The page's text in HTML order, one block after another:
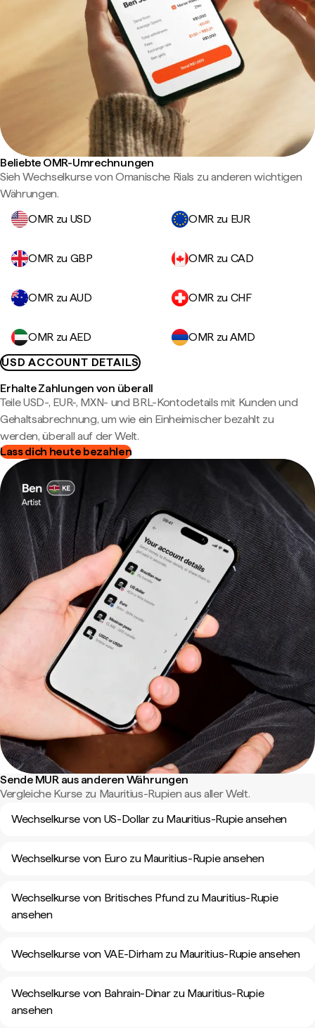
Beliebte OMR-Umrechnungen
Sieh Wechselkurse von Omanische Rials zu anderen wichtigen
Währungen.
OMR zu USD
OMR zu EUR
OMR zu GBP OMR zu CAD
OMR zu AUD OMR zu CHF
OMR zu AED
OMR zu AMD
USD ACCOUNT DETAILS
Erhalte Zahlungen von überall
Teile USD-, EUR-, MXN- und BRL-Kontodetails mit Kunden und
Gehaltsabrechnung, um wie ein Einheimischer bezahlt zu
werden, überall auf der Welt.
Lass dich heute bezahlen
Sende MUR aus anderen Währungen
Vergleiche Kurse zu Mauritius-Rupien aus aller Welt.
Wechselkurse von US-Dollar zu Mauritius-Rupie ansehen
Wechselkurse von Euro zu Mauritius-Rupie ansehen
Wechselkurse von Britisches Pfund zu Mauritius-Rupie
ansehen
Wechselkurse von VAE-Dirham zu Mauritius-Rupie ansehen
Wechselkurse von Bahrain-Dinar zu Mauritius-Rupie
ansehen